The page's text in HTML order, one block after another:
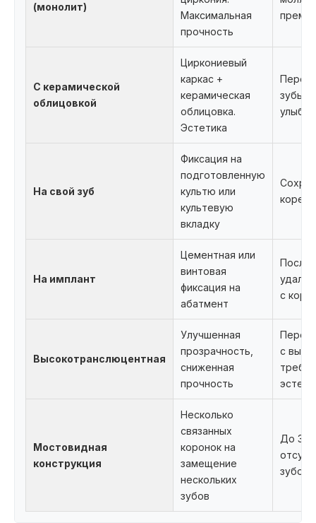
(монолит)
Максимальная
прочность
С керамической
облицовкой
Циркониевый
каркас +
керамическая
облицовка.
Эстетика
зубы,
улыбки
На свой зуб
Фиксация на
подготовленную
культю или
культевую
вкладку
корень
На имплант
Цементная или
винтовая
фиксация на
абатмент
После
с
Высокотранслюцентная
Улучшенная
прозрачность,
сниженная
прочность
с
Мостовидная
конструкция
Несколько
связанных
коронок на
замещение
нескольких
зубов
До 3
зубов